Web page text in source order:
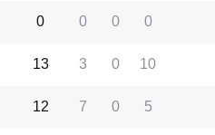
0
0
0
0
10
0
3
13
5
0
7
12